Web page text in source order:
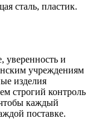
сталь, пластик.
уверенность и
учреждениям
изделия
строгий контроль
каждый
поставке.